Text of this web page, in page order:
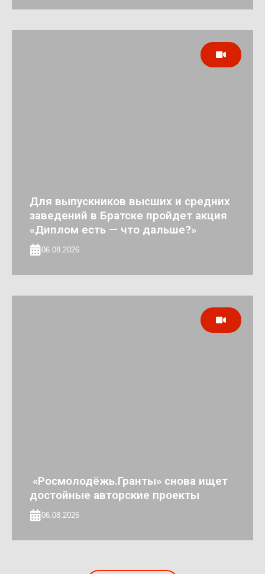
Для выпускников высших и средних
заведений в Братске пройдет акция
«Диплом есть — что дальше?»
06.08.2026
«Росмолодёжь.Гранты» снова ищет
достойные авторские проекты
06.08.2026